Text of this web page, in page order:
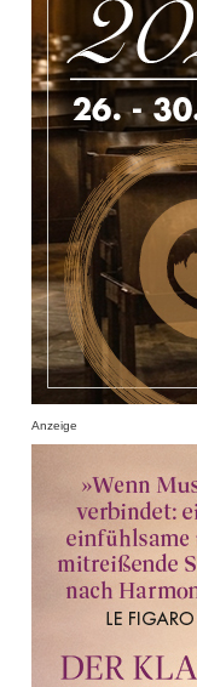
Anzeige